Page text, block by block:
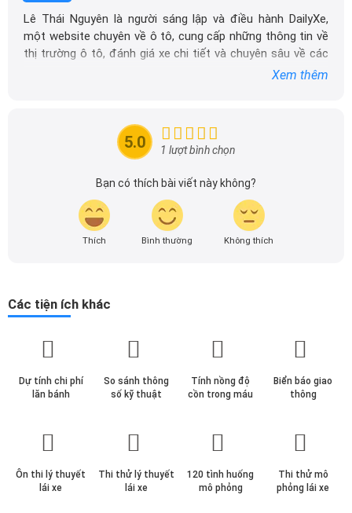
Lê Thái Nguyên là người sáng lập và điều hành DailyXe,
một website chuyên về ô tô, cung cấp những thông tin về
thị trường ô tô, đánh giá xe chi tiết và chuyên sâu về các
đầu cho những người yêu thích ô tô tại Việt Nam. Hãy
theo dõi tôi để cập nhật thông tin về thị trường ô tô
Xem thêm
5.0 1 lượt bình chọn
Bạn có thích bài viết này không?
Thích Bình thường Không thích
Các tiện ích khác
Dự tính chi phí
lăn bánh
So sánh thông
số kỹ thuật
Tính nồng độ
cồn trong máu
Biển báo giao
thông
Ôn thi lý thuyết
lái xe
Thi thử lý thuyết
lái xe
120 tình huống
mô phỏng
Thi thử mô
phỏng lái xe